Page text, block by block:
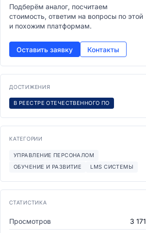
Подберём аналог, посчитаем
стоимость, ответим на вопросы по этой
и похожим платформам.
Оставить заявку Контакты
ДОСТИЖЕНИЯ
В РЕЕСТРЕ ОТЕЧЕСТВЕННОГО ПО
КАТЕГОРИИ
УПРАВЛЕНИЕ ПЕРСОНАЛОМ
ОБУЧЕНИЕ И РАЗВИТИЕ
LMS СИСТЕМЫ
СТАТИСТИКА
Просмотров
3 171